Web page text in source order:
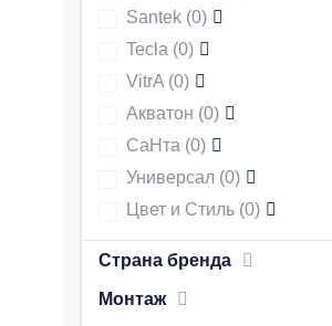
Santek (0)
Tecla (0)
VitrA (0)
Акватон (0)
СаНта (0)
Универсал (0)
Цвет и Стиль (0)
Страна бренда
Монтаж